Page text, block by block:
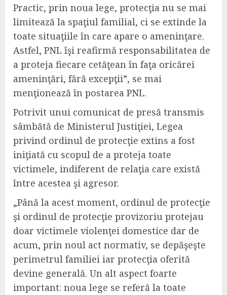
Practic, prin noua lege, protecţia nu se mai
limitează la spaţiul familial, ci se extinde la
toate situaţiile în care apare o ameninţare.
Astfel, PNL îşi reafirmă responsabilitatea de
a proteja fiecare cetăţean în faţa oricărei
ameninţări, fără excepţii”, se mai
menţionează în postarea PNL.
Potrivit unui comunicat de presă transmis
sâmbătă de Ministerul Justiţiei, Legea
privind ordinul de protecţie extins a fost
iniţiată cu scopul de a proteja toate
victimele, indiferent de relaţia care există
între acestea şi agresor.
„Până la acest moment, ordinul de protecţie
şi ordinul de protecţie provizoriu protejau
doar victimele violenţei domestice dar de
acum, prin noul act normativ, se depăşeşte
perimetrul familiei iar protecţia oferită
devine generală. Un alt aspect foarte
important: noua lege se referă la toate